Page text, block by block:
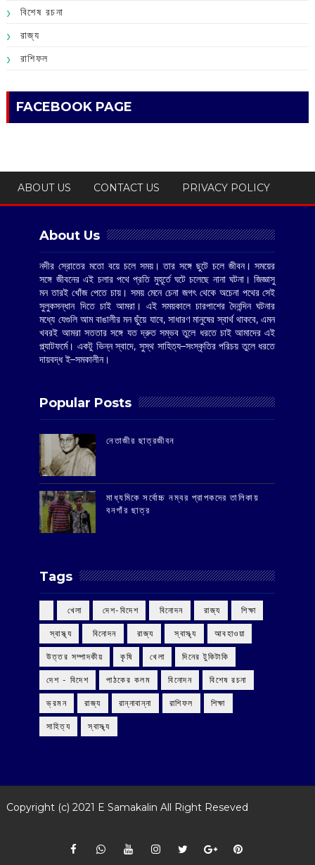
বিশেষ রচনা
রাজ্য
রাশিফল
FACEBOOK PAGE
ABOUT US CONTACT US PRIVACY POLICY
About Us
নদীর স্রোতের মতো বয়ে চলে সময়। তার সঙ্গে ছুটে চলে জীবন। সময়ের
সঙ্গে জীবনের এই চলার পথে প্রতি মুহূর্তে ঘটে চলেছে নানা ঘটনা। জিজ্ঞাসু
মন তারই খোঁজ পেতে চায়। সময় মেনে চেনা জগৎ থেকে অচেনা পথের সেই
সুলুকসন্ধান দিতে চাই আমরা। এই সময়কালে চারপাশের দৈনন্দিন ঘটনার
মধ্যে যেগুলি আম বাঙালীর মন ছুঁয়ে যাবে, সাধারণ মানুষের স্বার্থ থাকবে, এমন
খবরই আমরা সততার সঙ্গে যত দ্রুত সম্ভব তুলে ধরতে চাই আমাদের এই
প্ল্যাটফর্মে। একটু ভিন্ন স্বাদে, সুস্থ সাহিত্য–সংস্কৃতির পরিচয় তুলে ধরতে
দায়বদ্ধ ই–সমকালীন।
Popular Posts
‌নেতাজীর ছাত্রজীবন
মাধ্যমিকে সর্বোচ্চ নম্বর প্রাপকদের তালিকায়
বনগাঁর ছাত্র
Tags
‌ খেলা ‌ দেশ-বিদেশ ‌ বিনোদন ‌ রাজ্য ‌ শিক্ষা
‌ স্বাস্থ্য ‌ বিনোদন ‌ রাজ্য ‌ স্বাস্থ্য আবহাওয়া
উত্তর সম্পাদকীয় কৃষি খেলা দিনের টুকিটাকি
দেশ - বিদেশ পাঠকের কলম বিনোদন বিশেষ রচনা
ভ্রমন রাজ্য রান্নাবান্না রাশিফল শিক্ষা
সাহিত্য স্বাস্থ্য
Copyright (c) 2021 E Samakalin All Right Reseved